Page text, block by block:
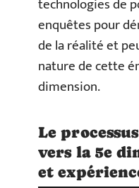
enquêtes pour
de la réalité et
nature de cette
dimension.
Le
vers la 5e
et